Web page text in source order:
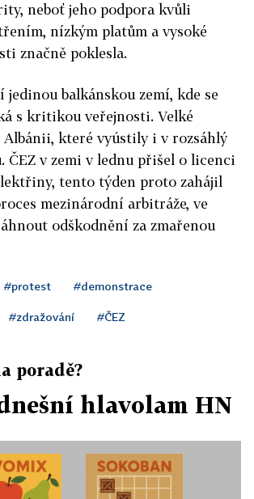
neboť jeho podpora kvůli
nízkým platům a vysoké
značně poklesla.
jedinou balkánskou zemí, kde se
s kritikou veřejnosti. Velké
Albánii, které vyústily i v rozsáhlý
ČEZ v zemi v lednu přišel o licenci
tento týden proto zahájil
mezinárodní arbitráže, ve
odškodnění za zmařenou
#protest #demonstrace
#zdražování #ČEZ
poradě?
hlavolam HN